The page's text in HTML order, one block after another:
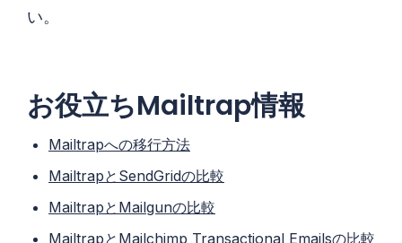
い。
お役立ちMailtrap情報
Mailtrapへの移行方法
MailtrapとSendGridの比較
MailtrapとMailgunの比較
MailtrapとMailchimp Transactional Emailsの比較